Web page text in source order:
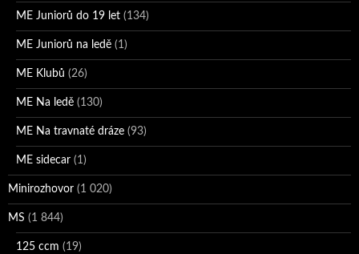
ME Juniorů do 19 let (134)
ME Juniorů na ledě (1)
ME Klubů (26)
ME Na ledě (130)
ME Na travnaté dráze (93)
ME sidecar (1)
Minirozhovor (1 020)
MS (1 844)
125 ccm (19)